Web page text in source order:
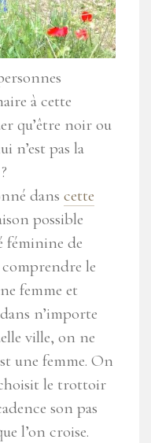
à cette
qu’être noir ou
n’est pas la
dans cette
possible
féminine de
le
femme et
n’importe
ville, on ne
une femme. On
le trottoir
son pas
l’on croise.